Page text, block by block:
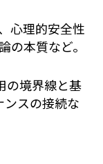
心理的安全性
の本質など。
の境界線と基
ンスの接続な